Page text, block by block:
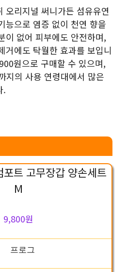
오리지널 써니가든 섬유유연
능으로 염증 없이 천연 향을
이 없어 피부에도 안전하며,
거에도 탁월한 효과를 보입니
원으로 구매할 수 있으며,
지의 사용 연령대에서 많은
.
트 고무장갑 양손세트
M
9,800원